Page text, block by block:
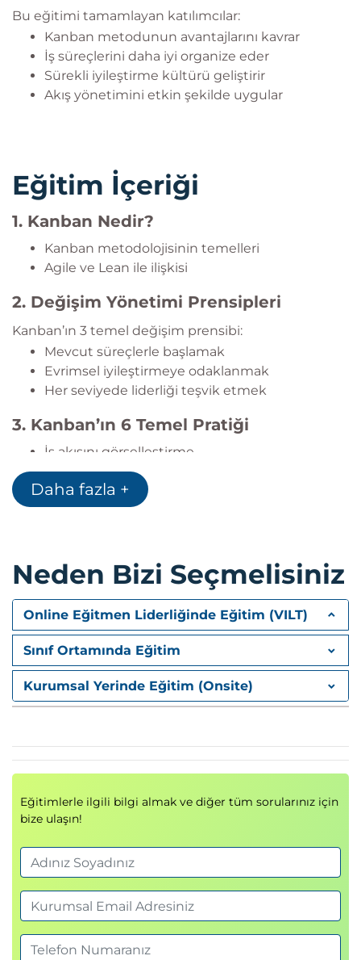
Bu eğitimi tamamlayan katılımcılar:
Kanban metodunun avantajlarını kavrar
İş süreçlerini daha iyi organize eder
Sürekli iyileştirme kültürü geliştirir
Akış yönetimini etkin şekilde uygular
Eğitim İçeriği
1. Kanban Nedir?
Kanban metodolojisinin temelleri
Agile ve Lean ile ilişkisi
2. Değişim Yönetimi Prensipleri
Kanban’ın 3 temel değişim prensibi:
Mevcut süreçlerle başlamak
Evrimsel iyileştirmeye odaklanmak
Her seviyede liderliği teşvik etmek
3. Kanban’ın 6 Temel Pratiği
İş akışını görselleştirme
WIP (Work in Progress) limitleri belirleme
Akışı yönetme
Politikaları açık hale getirme
Uygulamalı Öğrenme Deneyimi
Eğitim boyunca katılımcılar:
Örnek birKanban board
WIP limitleri belirler
İş akışını analiz eder
Simülasyonlar ve grup çalışmaları ilepratik
öğrenmesağlanır.
Daha fazla +
Neden Bizi Seçmelisiniz
Online Eğitmen Liderliğinde Eğitim (VILT)
Sınıf Ortamında Eğitim
Kurumsal Yerinde Eğitim (Onsite)
Eğitimlerle ilgili bilgi almak ve diğer tüm sorularınız için
bize ulaşın!